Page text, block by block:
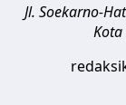
Jl. Soekarno-